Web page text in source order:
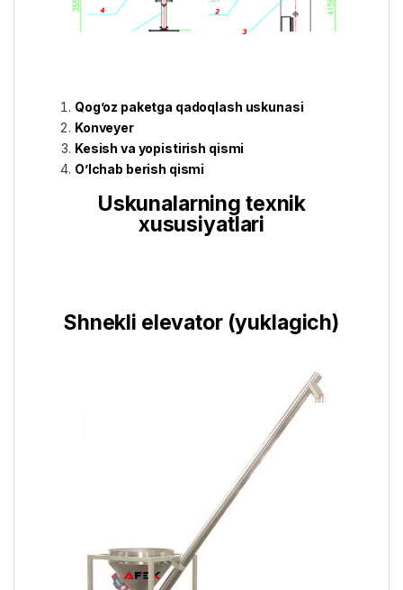
Qog’oz paketga qadoqlash uskunasi
Konveyer
Kesish va yopistirish qismi
O’lchab berish qismi
Uskunalarning texnik
xususiyatlari
Shnekli elevator (yuklagich)